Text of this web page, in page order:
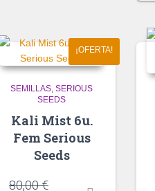
¡OFERTA!
SEMILLAS SERIOUS
SEEDS
Kali Mist 6u.
Fem Serious
Seeds
80,00€